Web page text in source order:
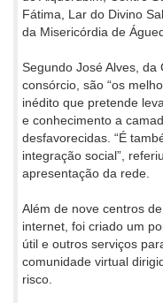
Fátima, Lar do Divino
da Misericórdia de
Segundo José Alves,
consórcio, são “os
inédito que pretende
e conhecimento a
desfavorecidas. “É
integração social”,
apresentação da rede.
Além de nove centros
internet, foi criado um
útil e outros serviços
comunidade virtual
risco.